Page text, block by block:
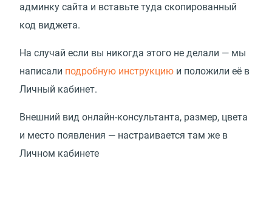
админку сайта и вставьте туда скопированный
код виджета.
На случай если вы никогда этого не делали — мы
написали подробную инструкцию и положили её в
Личный кабинет.
Внешний вид онлайн-консультанта, размер, цвета
и место появления — настраивается там же в
Личном кабинете